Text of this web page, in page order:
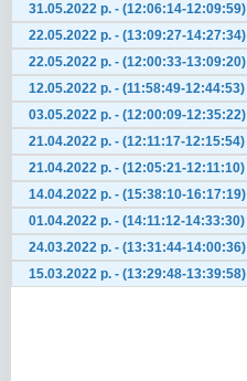
31.05.2022 р. - (12:06:14-12:09:59)
22.05.2022 р. - (13:09:27-14:27:34)
22.05.2022 р. - (12:00:33-13:09:20)
12.05.2022 р. - (11:58:49-12:44:53)
03.05.2022 р. - (12:00:09-12:35:22)
21.04.2022 р. - (12:11:17-12:15:54)
21.04.2022 р. - (12:05:21-12:11:10)
14.04.2022 р. - (15:38:10-16:17:19)
01.04.2022 р. - (14:11:12-14:33:30)
24.03.2022 р. - (13:31:44-14:00:36)
15.03.2022 р. - (13:29:48-13:39:58)